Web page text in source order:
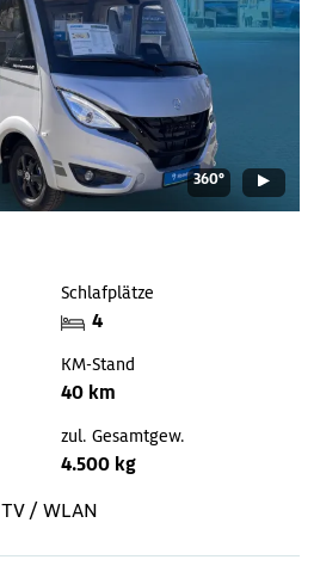
360°
Schlafplätze
4
KM-Stand
40 km
zul. Gesamtgew.
4.500 kg
TV / WLAN